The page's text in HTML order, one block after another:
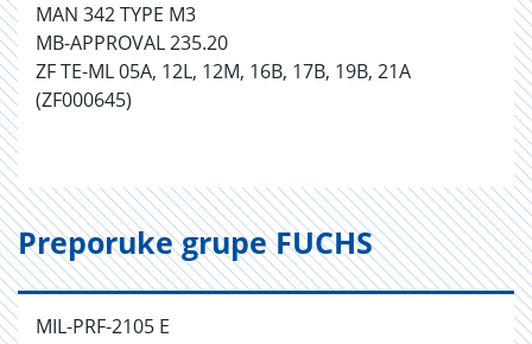
MAN 342 TYPE M3
MB-APPROVAL 235.20
ZF TE-ML 05A, 12L, 12M, 16B, 17B, 19B, 21A
(ZF000645)
Preporuke grupe FUCHS
MIL-PRF-2105 E